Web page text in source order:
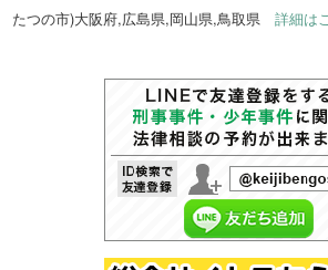
たつの市)大阪府,広島県,岡山県,鳥取県詳細は